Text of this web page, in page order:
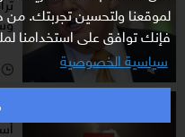
لموقعنا ولتحسين تجربتك. من
فإنك توافق على استخدامنا
سياسية الخصوصية
l